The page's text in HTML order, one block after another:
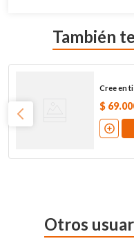
También
Cree en ti
$ 69.
Otros